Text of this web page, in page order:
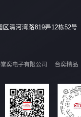
区清河湾路819弄12栋52号
奕电子有限公司 台奕精品